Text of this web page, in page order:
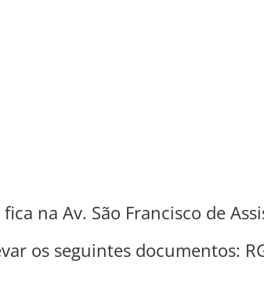
na Av. São Francisco de
os seguintes documentos: